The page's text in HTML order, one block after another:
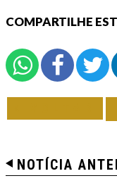
COMPARTILHE
NOTÍCIA